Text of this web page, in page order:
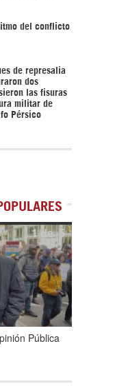
del conflicto
de represalia
dos
las fisuras
militar de
Pérsico
1de5
Pública